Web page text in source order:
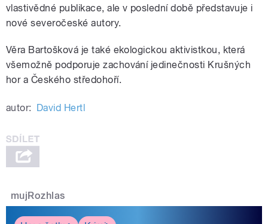
vlastivědné publikace, ale v poslední době představuje i
nové severočeské autory.
Věra Bartošková je také ekologickou aktivistkou, která
všemožně podporuje zachování jedinečnosti Krušných
hor a Českého středohoří.
autor: David Hertl
mujRozhlas